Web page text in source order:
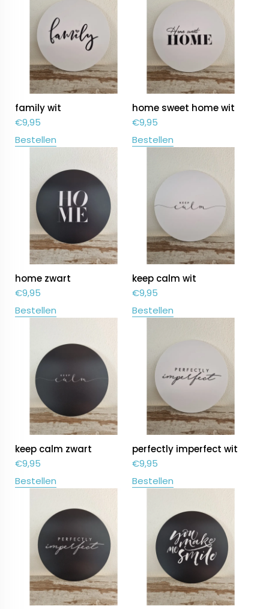
family wit
€9,95
Bestellen
home sweet home wit
€9,95
Bestellen
home zwart
€9,95
Bestellen
keep calm wit
€9,95
Bestellen
keep calm zwart
€9,95
Bestellen
perfectly imperfect wit
€9,95
Bestellen